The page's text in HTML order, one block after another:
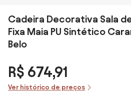
Cadeira Decorativa Sala
Fixa Maia PU Sintético
Belo
R$ 674,91
Ver histórico de preços